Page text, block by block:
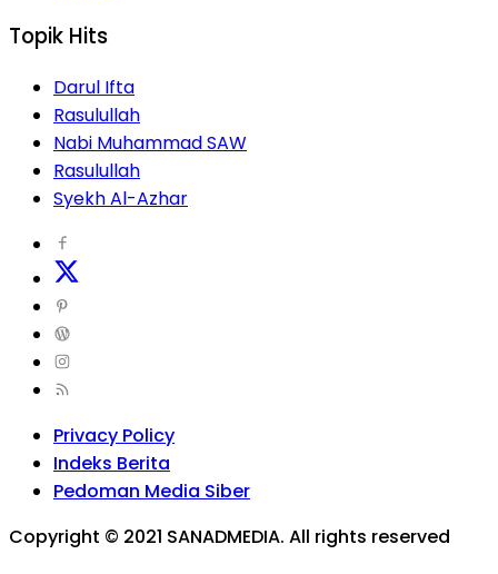
Topik Hits
Darul Ifta
Rasulullah
Nabi Muhammad SAW
Rasulullah
Syekh Al-Azhar
Privacy Policy
Indeks Berita
Pedoman Media Siber
Copyright © 2021 SANADMEDIA. All rights reserved